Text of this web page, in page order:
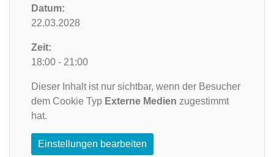
Datum:
22.03.2028
Zeit:
18:00 - 21:00
Dieser Inhalt ist nur sichtbar, wenn der Besucher
dem Cookie Typ Externe Medien zugestimmt
hat.
Einstellungen bearbeiten